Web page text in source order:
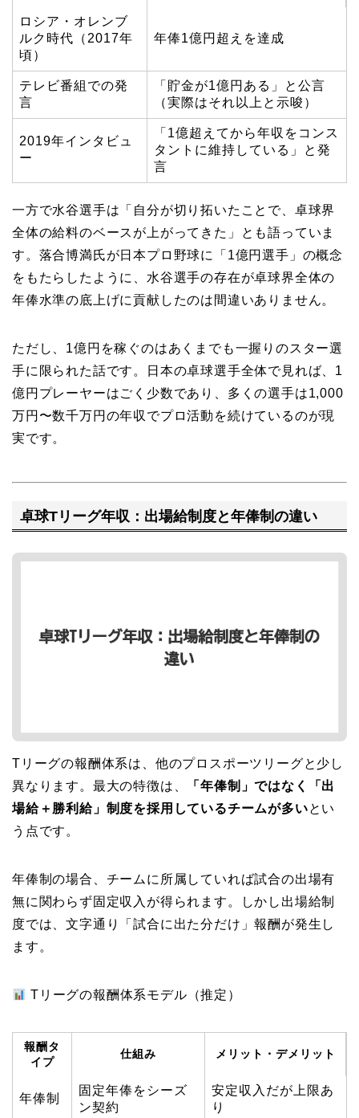
ロシア・オレンブ
ルク時代（2017年
頃）
年俸1億円超えを達成
テレビ番組での発
言
「貯金が1億円ある」と公言
（実際はそれ以上と示唆）
2019年インタビュ
ー
「1億超えてから年収をコンス
タントに維持している」と発
言
一方で水谷選手は「自分が切り拓いたことで、卓球界
全体の給料のベースが上がってきた」とも語っていま
す。落合博満氏が日本プロ野球に「1億円選手」の概念
をもたらしたように、水谷選手の存在が卓球界全体の
年俸水準の底上げに貢献したのは間違いありません。
ただし、1億円を稼ぐのはあくまでも一握りのスター選
手に限られた話です。日本の卓球選手全体で見れば、1
億円プレーヤーはごく少数であり、多くの選手は1,000
万円〜数千万円の年収でプロ活動を続けているのが現
実です。
卓球Tリーグ年収：出場給制度と年俸制の違い
Tリーグの報酬体系は、他のプロスポーツリーグと少し
異なります。最大の特徴は、
「年俸制」ではなく「出
場給＋勝利給」制度を採用しているチームが多いとい
う点です。
年俸制の場合、チームに所属していれば試合の出場有
無に関わらず固定収入が得られます。しかし出場給制
度では、文字通り「試合に出た分だけ」報酬が発生し
ます。
Tリーグの報酬体系モデル（推定）
報酬タ
イプ
仕組み メリット・デメリット
年俸制
固定年俸をシーズ
ン契約
安定収入だが上限あ
り